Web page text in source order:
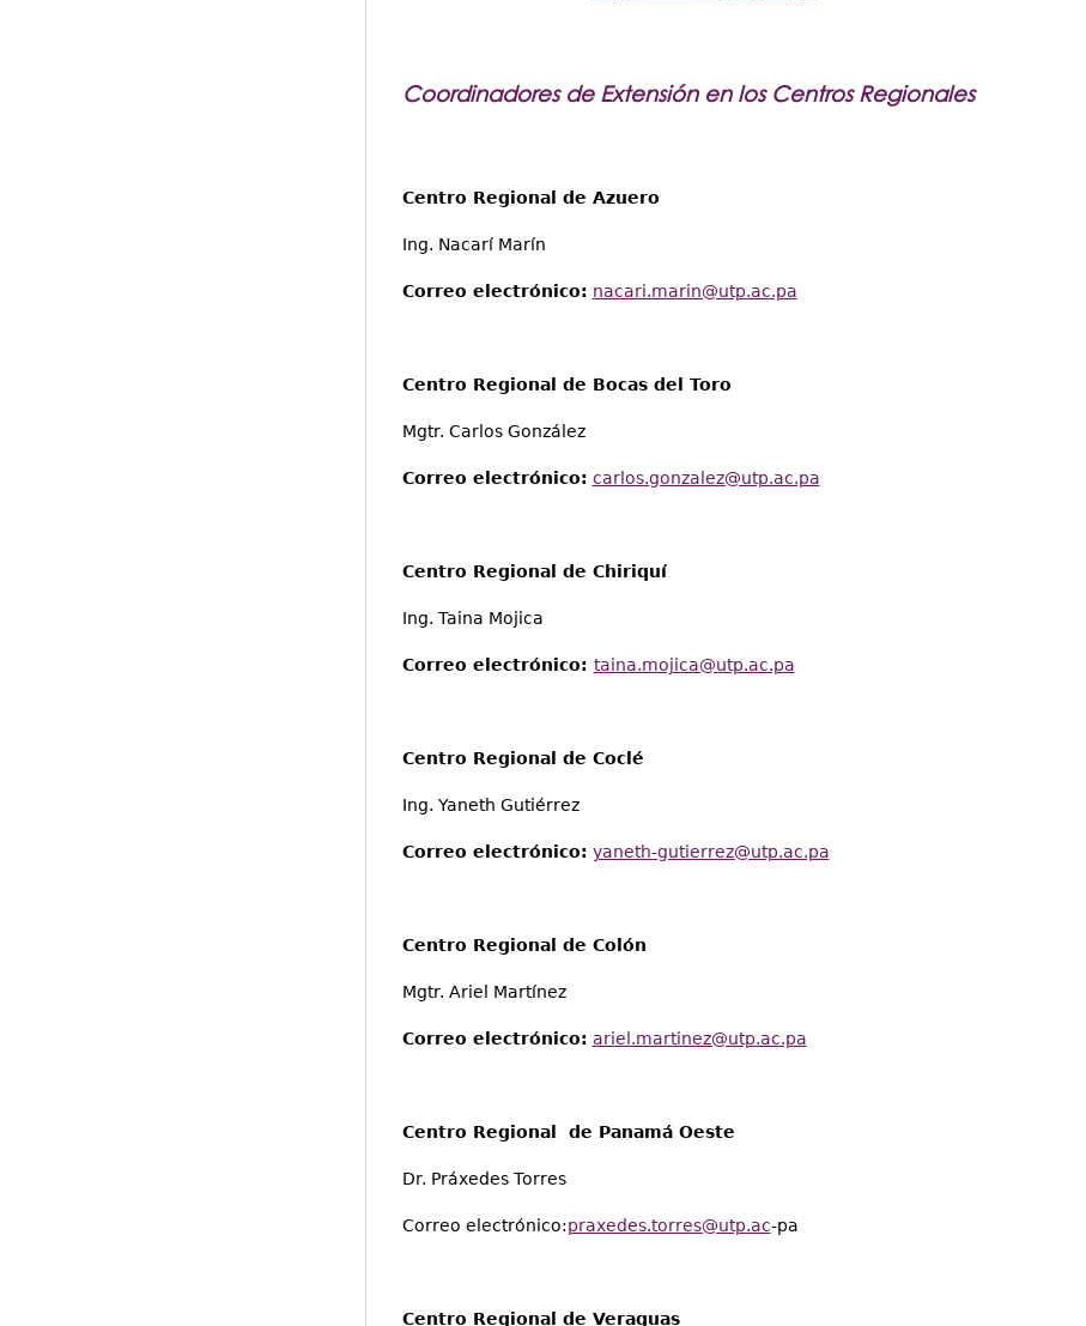
Coordinadores de Extensión en los Centros Regionales
Centro Regional de Azuero
Ing. Nacarí Marín
Correo electrónico: nacari.marin@utp.ac.pa
Centro Regional de Bocas del Toro
Mgtr. Carlos González
Correo electrónico: carlos.gonzalez@utp.ac.pa
Centro Regional de Chiriquí
Ing. Taina Mojica
Correo electrónico: taina.mojica@utp.ac.pa
Centro Regional de Coclé
Ing. Yaneth Gutiérrez
Correo electrónico: yaneth-gutierrez@utp.ac.pa
Centro Regional de Colón
Mgtr. Ariel Martínez
Correo electrónico: ariel.martinez@utp.ac.pa
Centro Regional de Panamá Oeste
Dr. Práxedes Torres
Correo electrónico:praxedes.torres@utp.ac-pa
Centro Regional de Veraguas